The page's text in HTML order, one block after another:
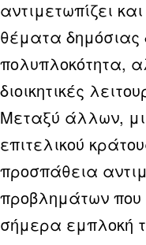
αντιμετωπίζει
θέματα δημόσιας
πολυπλοκότητα,
διοικητικές
Μεταξύ άλλων,
επιτελικού
προσπάθεια
προβλημάτων
σήμερα εμπλοκή